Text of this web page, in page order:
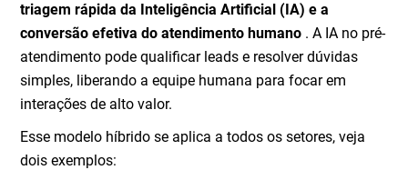
triagem rápida da Inteligência Artificial (IA) e a
conversão efetiva do atendimento humano . A IA no pré-
atendimento pode qualificar leads e resolver dúvidas
simples, liberando a equipe humana para focar em
interações de alto valor.
Esse modelo híbrido se aplica a todos os setores, veja
dois exemplos: